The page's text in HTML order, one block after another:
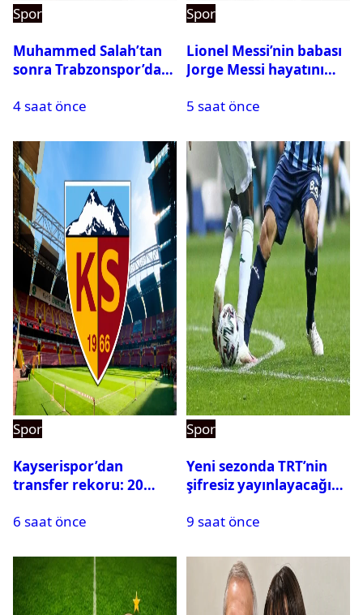
Spor
Muhammed Salah’tan
sonra Trabzonspor’dan
4 saat önce
Spor
Lionel Messi’nin babası
Jorge Messi hayatını
5 saat önce
Spor
Kayserispor’dan
transfer rekoru: 20
6 saat önce
Spor
Yeni sezonda TRT’nin
şifresiz yayınlayacağı
9 saat önce